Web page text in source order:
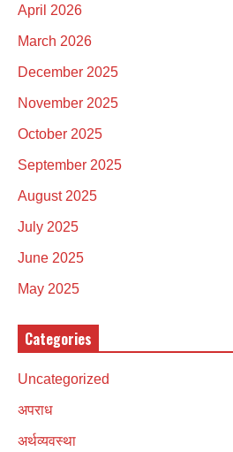
April 2026
March 2026
December 2025
November 2025
October 2025
September 2025
August 2025
July 2025
June 2025
May 2025
Categories
Uncategorized
अपराध
अर्थव्यवस्था